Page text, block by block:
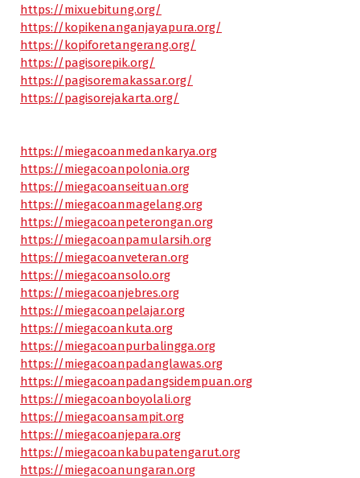
https://mixuebitung.org/
https://kopikenanganjayapura.org/
https://kopiforetangerang.org/
https://pagisorepik.org/
https://pagisoremakassar.org/
https://pagisorejakarta.org/
https://miegacoanmedankarya.org
https://miegacoanpolonia.org
https://miegacoanseituan.org
https://miegacoanmagelang.org
https://miegacoanpeterongan.org
https://miegacoanpamularsih.org
https://miegacoanveteran.org
https://miegacoansolo.org
https://miegacoanjebres.org
https://miegacoanpelajar.org
https://miegacoankuta.org
https://miegacoanpurbalingga.org
https://miegacoanpadanglawas.org
https://miegacoanpadangsidempuan.org
https://miegacoanboyolali.org
https://miegacoansampit.org
https://miegacoanjepara.org
https://miegacoankabupatengarut.org
https://miegacoanungaran.org